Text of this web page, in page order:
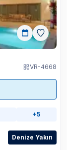
VR-4668
+5
Denize Yakın